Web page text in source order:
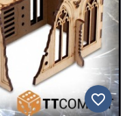
favorite_border